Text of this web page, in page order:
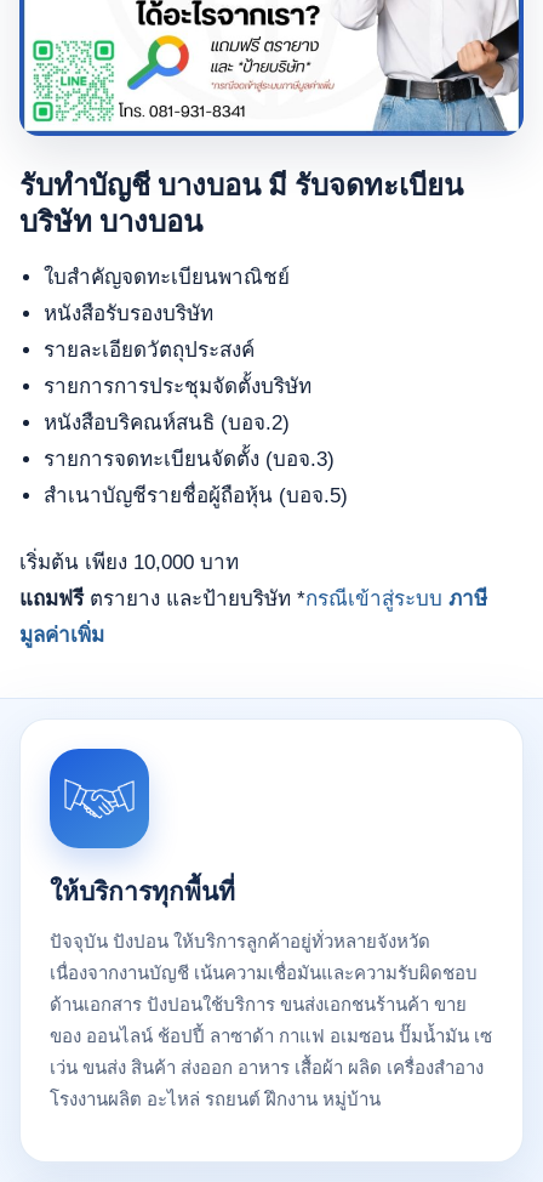
รับทำบัญชี บางบอน มี รับจดทะเบียน
บริษัท บางบอน
ใบสำคัญจดทะเบียนพาณิชย์
หนังสือรับรองบริษัท
รายละเอียดวัตถุประสงค์
รายการการประชุมจัดตั้งบริษัท
หนังสือบริคณห์สนธิ (บอจ.2)
รายการจดทะเบียนจัดตั้ง (บอจ.3)
สำเนาบัญชีรายชื่อผู้ถือหุ้น (บอจ.5)
เริ่มต้น เพียง 10,000 บาท
แถมฟรีตรายาง และป้ายบริษัท *กรณีเข้าสู่ระบบ ภาษี
มูลค่าเพิ่ม
ให้บริการทุกพื้นที่
ปัจจุบัน ปังปอน ให้บริการลูกค้าอยู่ทั่วหลายจังหวัด
เนื่องจากงานบัญชี เน้นความเชื่อมันและความรับผิดชอบ
ด้านเอกสาร ปังปอนใช้บริการ ขนส่งเอกชนร้านค้า ขาย
ของ ออนไลน์ ช้อปปี้ ลาซาด้า กาแฟ อเมซอน ปั๊มน้ำมัน เซ
เว่น ขนส่ง สินค้า ส่งออก อาหาร เสื้อผ้า ผลิด เครื่องสําอาง
โรงงานผลิต อะไหล่ รถยนต์ ฝึกงาน หมู่บ้าน